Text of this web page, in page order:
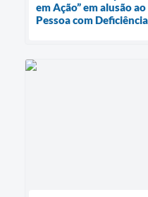
em Ação” em alusão
Pessoa com Deficiência